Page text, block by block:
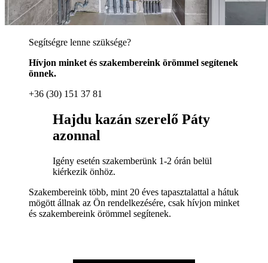
Segítségre lenne szüksége?
Hívjon minket és szakembereink örömmel segítenek
önnek.
+36 (30) 151 37 81
Hajdu kazán szerelő Páty
azonnal
Igény esetén szakemberünk 1-2 órán belül
kiérkezik önhöz.
Szakembereink több, mint 20 éves tapasztalattal a hátuk
mögött állnak az Ön rendelkezésére, csak hívjon minket
és szakembereink örömmel segítenek.